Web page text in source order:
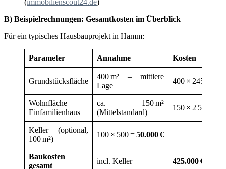
B) Beispielrechnungen: Gesamtkosten im Überblick
Für ein typisches Hausbauprojekt in Hamm:
Parameter Annahme Kosten
Grundstücksfläche
400 m² – mittlere
Lage
400 × 245 =
Wohnfläche
Einfamilienhaus
ca. 150 m²
(Mittelstandard)
150 × 2 500 =
Keller (optional,
100 m²)
100 × 500 =50.000€
Baukosten
gesamt
incl. Keller 425.000€